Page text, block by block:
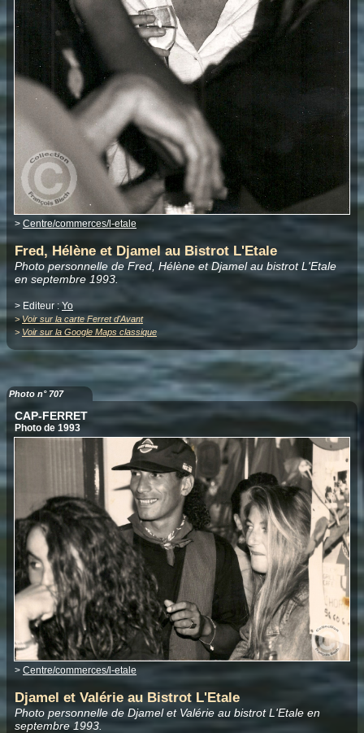
> Centre/commerces/l-etale
Fred, Hélène et Djamel au Bistrot L'Etale
Photo personnelle de Fred, Hélène et Djamel au bistrot L'Etale
en septembre 1993.
> Editeur :Yo
>Voir sur la carte Ferret d'Avant
>Voir sur la Google Maps classique
Photo n° 707
CAP-FERRET
Photo de 1993
> Centre/commerces/l-etale
Djamel et Valérie au Bistrot L'Etale
Photo personnelle de Djamel et Valérie au bistrot L'Etale en
septembre 1993.